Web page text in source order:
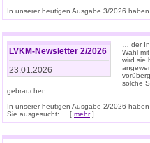
In unserer heutigen Ausgabe 3/2026
LVKM-Newsletter 2/2026
23.01.2026
… der
Wahl
wird sie
solche
gebrauchen ...
In unserer heutigen Ausgabe 2/2026
Sie ausgesucht: ... [ mehr]